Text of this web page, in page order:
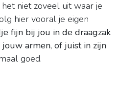
niet zoveel uit waar je
hier vooral je eigen
fijn bij jou in de draagzak
armen, of juist in zijn
goed.